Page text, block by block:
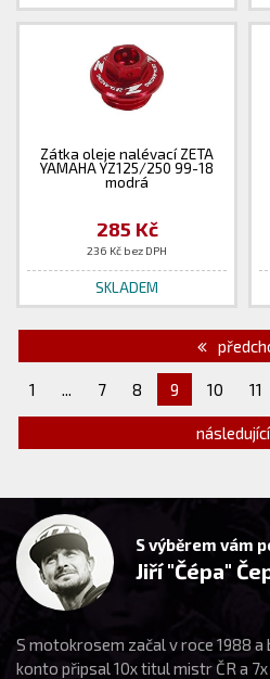
Zátka oleje nalévací ZETA
YAMAHA YZ125/250 99-18
modrá
285 Kč
236 Kč bez DPH
SKLADEM
1 ... 7 8 9 10 11
následující
S výběrem vám
Jiří "Čépa"
S motokrosem začal v roce 1988 a
konto připsal 10x titul mistr ČR a